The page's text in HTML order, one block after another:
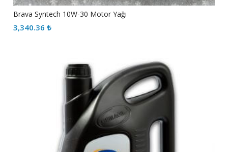
Brava Syntech 10W-30 Motor Yağı
3,340.36 ₺